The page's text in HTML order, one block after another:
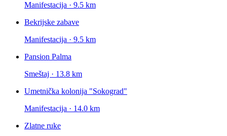
Manifestacija · 9.5 km
Bekrijske zabave
Manifestacija · 9.5 km
Pansion Palma
Smeštaj · 13.8 km
Umetnička kolonija "Sokograd"
Manifestacija · 14.0 km
Zlatne ruke